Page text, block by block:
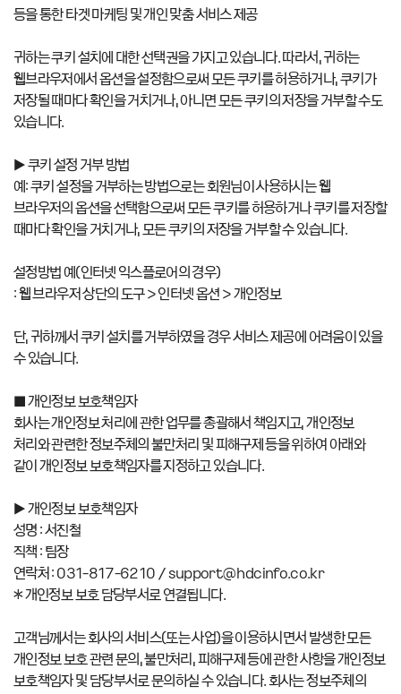
등을 통한 타겟 마케팅 및 개인 맞춤 서비스 제공
귀하는 쿠키 설치에 대한 선택권을 가지고 있습니다. 따라서, 귀하는
웹브라우저에서 옵션을 설정함으로써 모든 쿠키를 허용하거나, 쿠키가
저장될 때마다 확인을 거치거나, 아니면 모든 쿠키의 저장을 거부할 수도
있습니다.
▶ 쿠키 설정 거부 방법
예: 쿠키 설정을 거부하는 방법으로는 회원님이 사용하시는 웹
브라우저의 옵션을 선택함으로써 모든 쿠키를 허용하거나 쿠키를 저장할
때마다 확인을 거치거나, 모든 쿠키의 저장을 거부할 수 있습니다.
설정방법 예(인터넷 익스플로어의 경우)
: 웹 브라우저 상단의 도구 > 인터넷 옵션 > 개인정보
단, 귀하께서 쿠키 설치를 거부하였을 경우 서비스 제공에 어려움이 있을
수 있습니다.
■ 개인정보 보호책임자
회사는 개인정보 처리에 관한 업무를 총괄해서 책임지고, 개인정보
처리와 관련한 정보주체의 불만처리 및 피해구제 등을 위하여 아래와
같이 개인정보 보호책임자를 지정하고 있습니다.
▶ 개인정보 보호책임자
성명 : 서진철
직책 : 팀장
연락처 : 031-817-6210 / support@hdcinfo.co.kr
※ 개인정보 보호 담당부서로 연결됩니다.
고객님께서는 회사의 서비스(또는 사업)을 이용하시면서 발생한 모든
개인정보 보호 관련 문의, 불만처리, 피해구제 등에 관한 사항을 개인정보
보호책임자 및 담당부서로 문의하실 수 있습니다. 회사는 정보주체의